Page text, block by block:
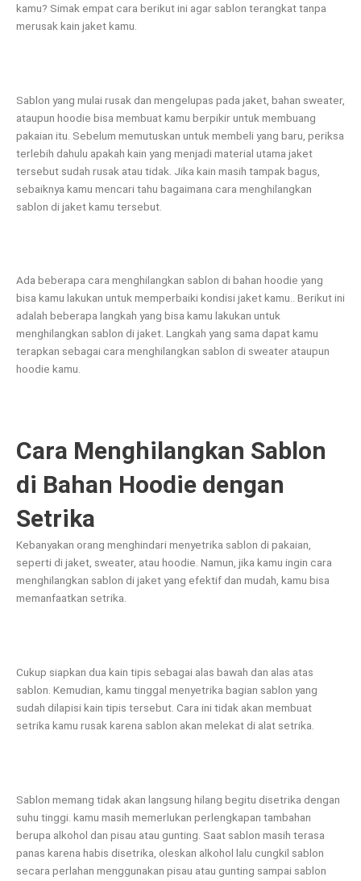
kamu? Simak empat cara berikut ini agar sablon terangkat tanpa
merusak kain jaket kamu.
Sablon yang mulai rusak dan mengelupas pada jaket, bahan sweater,
ataupun hoodie bisa membuat kamu berpikir untuk membuang
pakaian itu. Sebelum memutuskan untuk membeli yang baru, periksa
terlebih dahulu apakah kain yang menjadi material utama jaket
tersebut sudah rusak atau tidak. Jika kain masih tampak bagus,
sebaiknya kamu mencari tahu bagaimana cara menghilangkan
sablon di jaket kamu tersebut.
Ada beberapa cara menghilangkan sablon di bahan hoodie yang
bisa kamu lakukan untuk memperbaiki kondisi jaket kamu.. Berikut ini
adalah beberapa langkah yang bisa kamu lakukan untuk
menghilangkan sablon di jaket. Langkah yang sama dapat kamu
terapkan sebagai cara menghilangkan sablon di sweater ataupun
hoodie kamu.
Cara Menghilangkan Sablon
di Bahan Hoodie dengan
Setrika
Kebanyakan orang menghindari menyetrika sablon di pakaian,
seperti di jaket, sweater, atau hoodie. Namun, jika kamu ingin cara
menghilangkan sablon di jaket yang efektif dan mudah, kamu bisa
memanfaatkan setrika.
Cukup siapkan dua kain tipis sebagai alas bawah dan alas atas
sablon. Kemudian, kamu tinggal menyetrika bagian sablon yang
sudah dilapisi kain tipis tersebut. Cara ini tidak akan membuat
setrika kamu rusak karena sablon akan melekat di alat setrika.
Sablon memang tidak akan langsung hilang begitu disetrika dengan
suhu tinggi. kamu masih memerlukan perlengkapan tambahan
berupa alkohol dan pisau atau gunting. Saat sablon masih terasa
panas karena habis disetrika, oleskan alkohol lalu cungkil sablon
secara perlahan menggunakan pisau atau gunting sampai sablon